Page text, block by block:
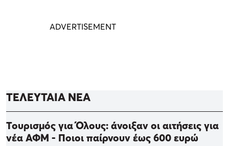
ΤΕΛΕΥΤΑΙΑ ΝΕΑ
Τουρισμός για Όλους: άνοιξαν οι αιτήσεις για
νέα ΑΦΜ - Ποιοι παίρνουν έως 600 ευρώ